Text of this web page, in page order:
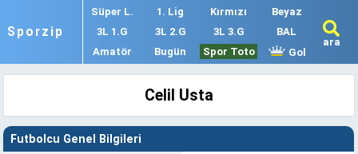
Sporzip
Süper L. 1. Lig Kırmızı
Beyaz
3L 1.G
3L 2.G 3L 3.G
BAL
Amatör
Bugün Spor Toto Gol
ara
Celil Usta
Futbolcu Genel Bilgileri